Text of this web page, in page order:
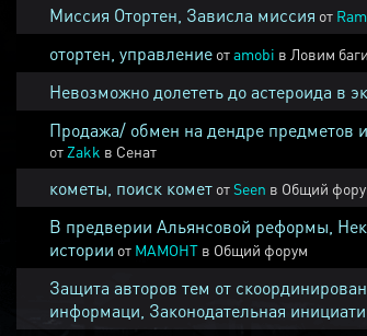
Миссия Отортен, Зависла миссия от
отортен, управление отamobi в Ловим баги
Невозможно долететь до астероида в
Продажа/ обмен на дендре предметов
от Zakk в Сенат
кометы, поиск комет отSeen в Общий
В предверии Альянсовой реформы,
истории от MAMOHT в Общий форум
Защита авторов тем от
информаци, Законодательная